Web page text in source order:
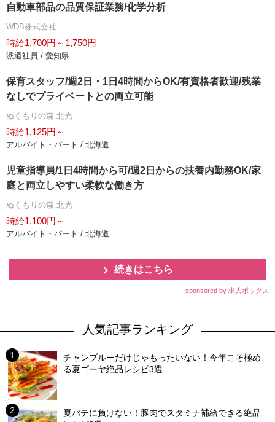
自動車部品の品質保証業務/化学分析
WDB株式会社
時給1,700円～1,750円
派遣社員 / 愛知県
保育スタッフ/週2日・1日4時間からOK/有資格者歓迎/残業
なしでプライベートとの両立可能
ぬくもりの森 北光
時給1,125円～
アルバイト・パート / 北海道
児童指導員/1日4時間から可/週2日からの扶養内勤務OK/家
庭と両立しやすい柔軟な働き方
ぬくもりの森 北光
時給1,100円～
アルバイト・パート / 北海道
続きはこちら
sponsored by 求人ボックス
人気記事ランキング
チャンプルーだけじゃもったいない！今年こそ極め
る夏ゴーヤ絶品レシピ3選
夏バテに負けない！豚肉でスタミナ補給できる絶品